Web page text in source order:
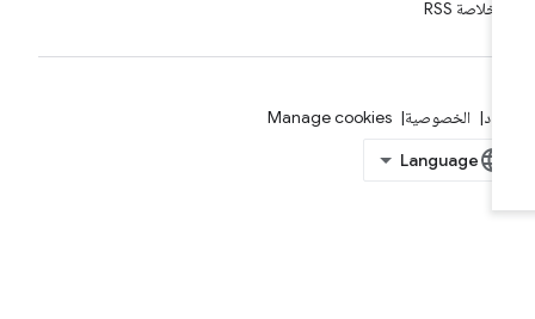
خلاصة RSS
الخصوصية Manage cookies